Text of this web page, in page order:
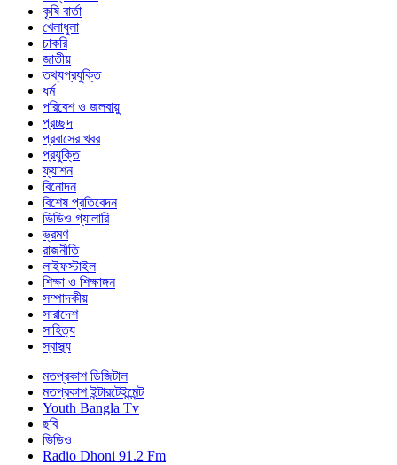
কৃষি বার্তা
খেলাধুলা
চাকরি
জাতীয়
তথ্যপ্রযুক্তি
ধর্ম
পরিবেশ ও জলবায়ু
প্রচ্ছদ
প্রবাসের খবর
প্রযুক্তি
ফ্যাশন
বিনোদন
বিশেষ প্রতিবেদন
ভিডিও গ্যালারি
ভ্রমণ
রাজনীতি
লাইফস্টাইল
শিক্ষা ও শিক্ষাঙ্গন
সম্পাদকীয়
সারাদেশ
সাহিত্য
স্বাস্থ্য
মতপ্রকাশ ডিজিটাল
মতপ্রকাশ ইন্টারটেইন্মেন্ট
Youth Bangla Tv
ছবি
ভিডিও
Radio Dhoni 91.2 Fm